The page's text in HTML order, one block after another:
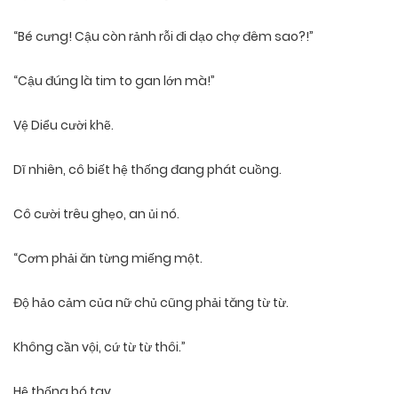
“Bé cưng! Cậu còn rảnh rỗi đi dạo chợ đêm sao?!”
“Cậu đúng là tim to gan lớn mà!”
Vệ Diểu cười khẽ.
Dĩ nhiên, cô biết hệ thống đang phát cuồng.
Cô cười trêu ghẹo, an ủi nó.
“Cơm phải ăn từng miếng một.
Độ hảo cảm của nữ chủ cũng phải tăng từ từ.
Không cần vội, cứ từ từ thôi.”